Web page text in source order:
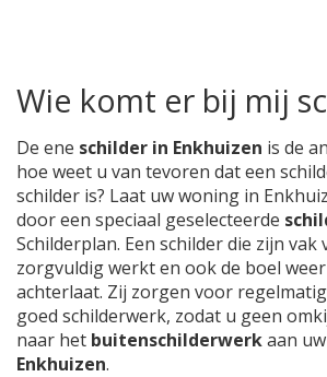
Wie komt er bij mij
De ene schilder in Enkhuizen is de
hoe weet u van tevoren dat een
schilder is? Laat uw woning in
door een speciaal geselecteerde
Schilderplan. Een schilder die zijn vak
zorgvuldig werkt en ook de boel
achterlaat. Zij zorgen voor
goed schilderwerk, zodat u geen
naar het buitenschilderwerkaan
Enkhuizen.